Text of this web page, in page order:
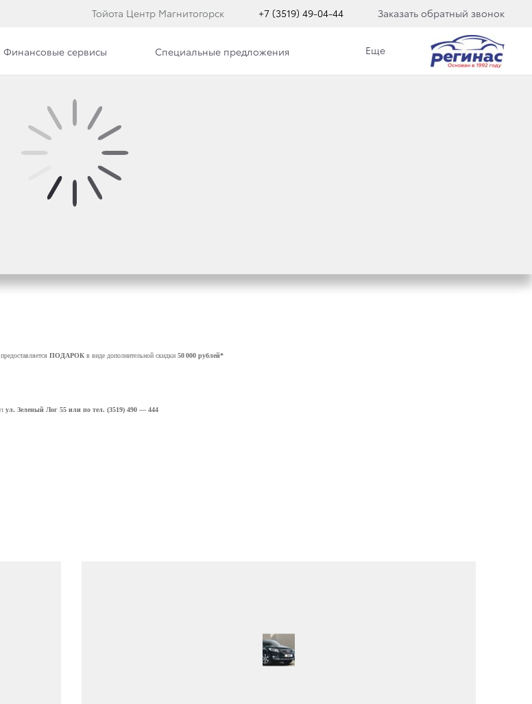
Тойота Центр Магнитогорск +7 (3519) 49-04-44 Заказать обратный звонок
Финансовые сервисы Специальные предложения Еще
ПРИ ПОКУПКИ А/М
предоставляется ПОДАРОК в виде дополнительной скидки 50 000 рублей*
ул. Зеленый Лог 55 или по тел. (3519) 490 — 444